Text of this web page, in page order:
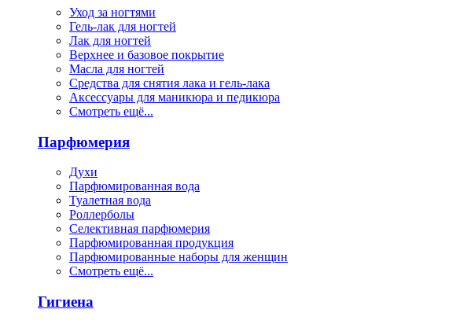
Уход за ногтями
Гель-лак для ногтей
Лак для ногтей
Верхнее и базовое покрытие
Масла для ногтей
Средства для снятия лака и гель-лака
Аксессуары для маникюра и педикюра
Смотреть ещё...
Парфюмерия
Духи
Парфюмированная вода
Туалетная вода
Роллерболы
Селективная парфюмерия
Парфюмированная продукция
Парфюмированные наборы для женщин
Смотреть ещё...
Гигиена